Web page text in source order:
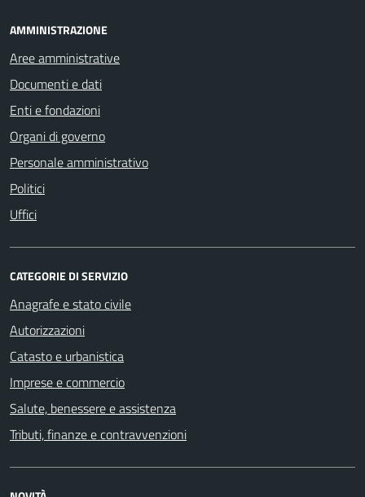
AMMINISTRAZIONE
Aree amministrative
Documenti e dati
Enti e fondazioni
Organi di governo
Personale amministrativo
Politici
Uffici
CATEGORIE DI SERVIZIO
Anagrafe e stato civile
Autorizzazioni
Catasto e urbanistica
Imprese e commercio
Salute, benessere e assistenza
Tributi, finanze e contravvenzioni